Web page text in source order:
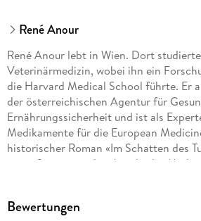
René Anour
René Anour lebt in Wien. Dort
Veterinärmedizin, wobei ihn ein
die Harvard Medical School führte. Er
der österreichischen Agentur für
Ernährungssicherheit und ist als
Medikamente für die European
historischer Roman «Im Schatten des
einen faszinierenden Aspekt der
vierbändigen Reihe um eine junge
Bewertungen